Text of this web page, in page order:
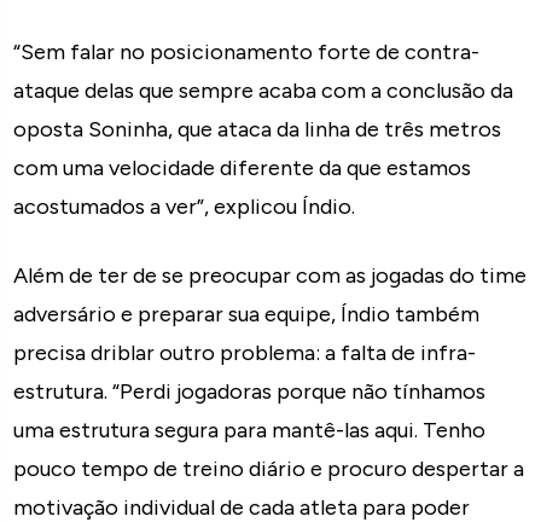
“Sem falar no posicionamento forte de contra-
ataque delas que sempre acaba com a conclusão da
oposta Soninha, que ataca da linha de três metros
com uma velocidade diferente da que estamos
acostumados a ver”, explicou Índio.
Além de ter de se preocupar com as jogadas do time
adversário e preparar sua equipe, Índio também
precisa driblar outro problema: a falta de infra-
estrutura. “Perdi jogadoras porque não tínhamos
uma estrutura segura para mantê-las aqui. Tenho
pouco tempo de treino diário e procuro despertar a
motivação individual de cada atleta para poder